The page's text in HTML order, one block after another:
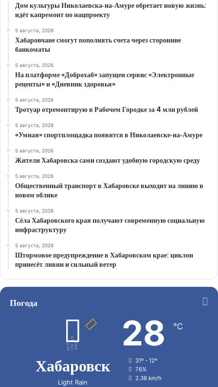
Дом культуры Николаевска‑на‑Амуре обретает новую жизнь:
идёт капремонт по нацпроекту
5 августа, 2026
Хабаровчане смогут пополнять счета через сторонние
банкоматы
5 августа, 2026
На платформе «Доброхаб» запущен сервис «Электронные
рецепты» и «Дневник здоровья»
5 августа, 2026
Тротуар отремонтирую в Рабочем Городке за 4 млн рублей
5 августа, 2026
«Умная» спортплощадка появится в Николаевске‑на‑Амуре
5 августа, 2026
Жители Хабаровска сами создают удобную городскую среду
5 августа, 2026
Общественный транспорт в Хабаровске выходит на линию в
новом облике
5 августа, 2026
Сёла Хабаровского края получают современную социальную
инфраструктуру
5 августа, 2026
Штормовое предупреждение в Хабаровском крае: циклон
принесёт ливни и сильный ветер
Погода
Хабаровск
Light Rain
28 ℃
31º - 12º
76%
2.38 km/h